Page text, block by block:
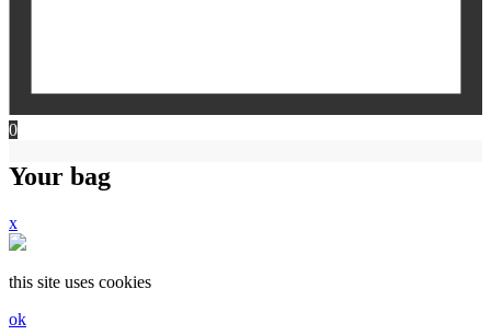
0
Your bag
x
this site uses cookies
ok